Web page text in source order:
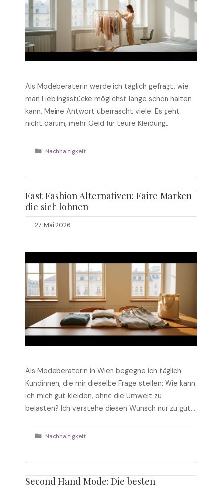
Als Modeberaterin werde ich täglich gefragt, wie
man Lieblingsstücke möglichst lange schön halten
kann. Meine Antwort überrascht viele: Es geht
nicht darum, mehr Geld für teure Kleidung
Garderobe richtig zu pflegen. In meinen über zehn
Kategorien
Nachhaltigkeit
Fast Fashion Alternativen: Faire Marken
die sich lohnen
27. Mai 2026
Als Modeberaterin in Wien begegne ich täglich
Kundinnen, die mir dieselbe Frage stellen: Wie kann
ich mich gut kleiden, ohne die Umwelt zu
belasten? Ich verstehe diesen Wunsch nur zu gut.
ich selbst erlebt, wie die Schattenseiten der
Kategorien
Nachhaltigkeit
Second Hand Mode: Die besten